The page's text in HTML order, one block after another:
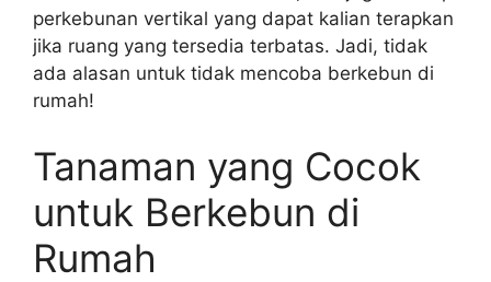
perkebunan vertikal yang dapat kalian terapkan
jika ruang yang tersedia terbatas. Jadi, tidak
ada alasan untuk tidak mencoba berkebun di
rumah!
Tanaman yang Cocok
untuk Berkebun di
Rumah